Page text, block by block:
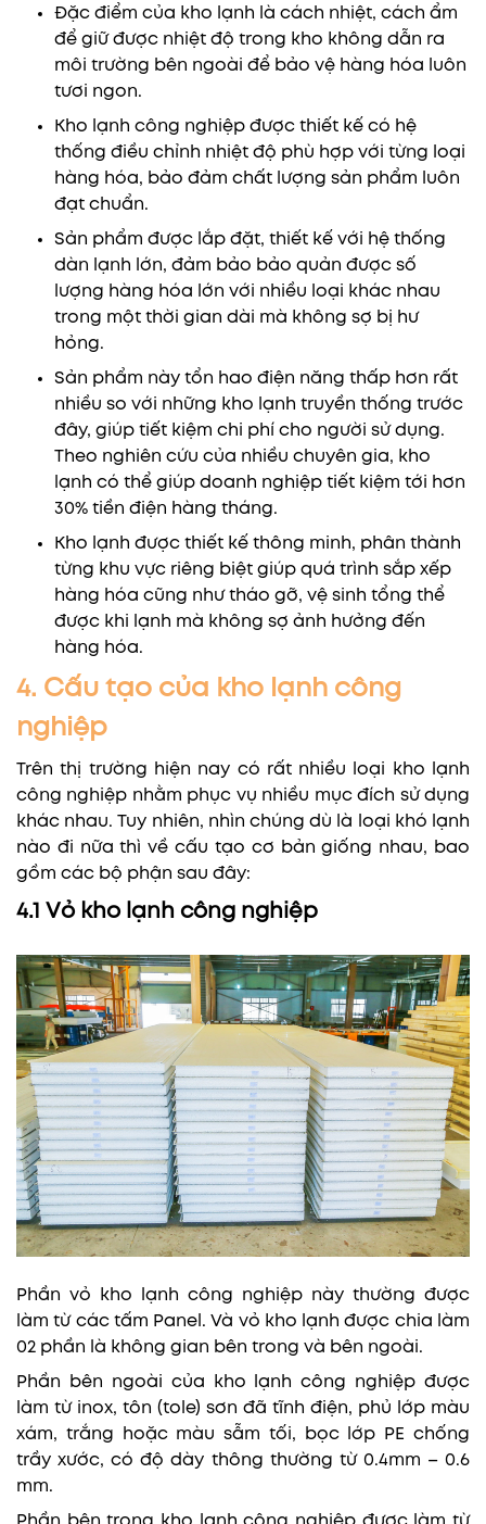
Đặc điểm của kho lạnh là cách nhiệt, cách ẩm
để giữ được nhiệt độ trong kho không dẫn ra
môi trường bên ngoài để bảo vệ hàng hóa luôn
tươi ngon.
Kho lạnh công nghiệp được thiết kế có hệ
thống điều chỉnh nhiệt độ phù hợp với từng loại
hàng hóa, bảo đảm chất lượng sản phẩm luôn
đạt chuẩn.
Sản phẩm được lắp đặt, thiết kế với hệ thống
dàn lạnh lớn, đảm bảo bảo quản được số
lượng hàng hóa lớn với nhiều loại khác nhau
trong một thời gian dài mà không sợ bị hư
hỏng.
Sản phẩm này tổn hao điện năng thấp hơn rất
nhiều so với những kho lạnh truyền thống trước
đây, giúp tiết kiệm chi phí cho người sử dụng.
Theo nghiên cứu của nhiều chuyên gia, kho
lạnh có thể giúp doanh nghiệp tiết kiệm tới hơn
30% tiền điện hàng tháng.
Kho lạnh được thiết kế thông minh, phân thành
từng khu vực riêng biệt giúp quá trình sắp xếp
hàng hóa cũng như tháo gỡ, vệ sinh tổng thể
được khi lạnh mà không sợ ảnh hưởng đến
hàng hóa.
4. Cấu tạo của kho lạnh công
nghiệp
Trên thị trường hiện nay có rất nhiều loại kho lạnh
công nghiệp nhằm phục vụ nhiều mục đích sử dụng
khác nhau. Tuy nhiên, nhìn chúng dù là loại khó lạnh
nào đi nữa thì về cấu tạo cơ bản giống nhau, bao
gồm các bộ phận sau đây:
4.1 Vỏ kho lạnh công nghiệp
Phần vỏ kho lạnh công nghiệp này thường được
làm từ các tấm Panel. Và vỏ kho lạnh được chia làm
02 phần là không gian bên trong và bên ngoài.
Phần bên ngoài của kho lạnh công nghiệp được
làm từ inox, tôn (tole) sơn đã tĩnh điện, phủ lớp màu
xám, trắng hoặc màu sẫm tối, bọc lớp PE chống
trầy xước, có độ dày thông thường từ 0.4mm – 0.6
mm.